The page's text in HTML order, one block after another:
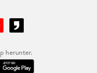
herunter.